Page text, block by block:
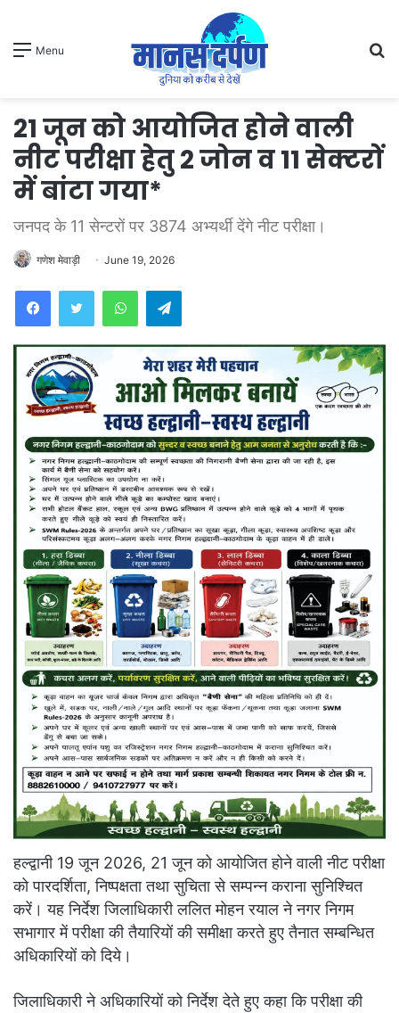
Menu
21 जून को आयोजित होने वाली
नीट परीक्षा हेतु 2 जोन व 11 सेक्टरों
में बांटा गया*
जनपद के 11 सेन्टरों पर 3874 अभ्यर्थी देंगे नीट परीक्षा।
गणेश मेवाड़ी June 19, 2026
WhatsAppTelegram
हल्द्वानी 19 जून 2026, 21 जून को आयोजित होने वाली नीट परीक्षा
को पारदर्शिता, निष्पक्षता तथा सुचिता से सम्पन्न कराना सुनिश्चित
करें। यह निर्देश जिलाधिकारी ललित मोहन रयाल ने नगर निगम
सभागार में परीक्षा की तैयारियों की समीक्षा करते हुए तैनात सम्बन्धित
अधिकारियों को दिये।
जिलाधिकारी ने अधिकारियों को निर्देश देते हुए कहा कि परीक्षा की